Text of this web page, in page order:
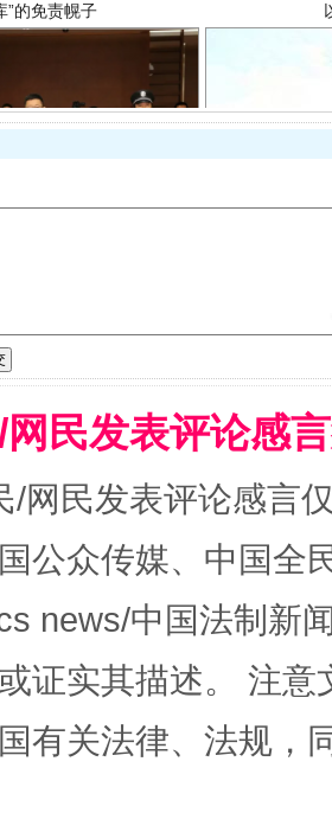
成刚被判无期 从幼
来了！等你上场
民发表评论感
/网民发表评论感言
公众传媒、中国全
news/中国法制新
证实其描述。 注
有关法律、法规，